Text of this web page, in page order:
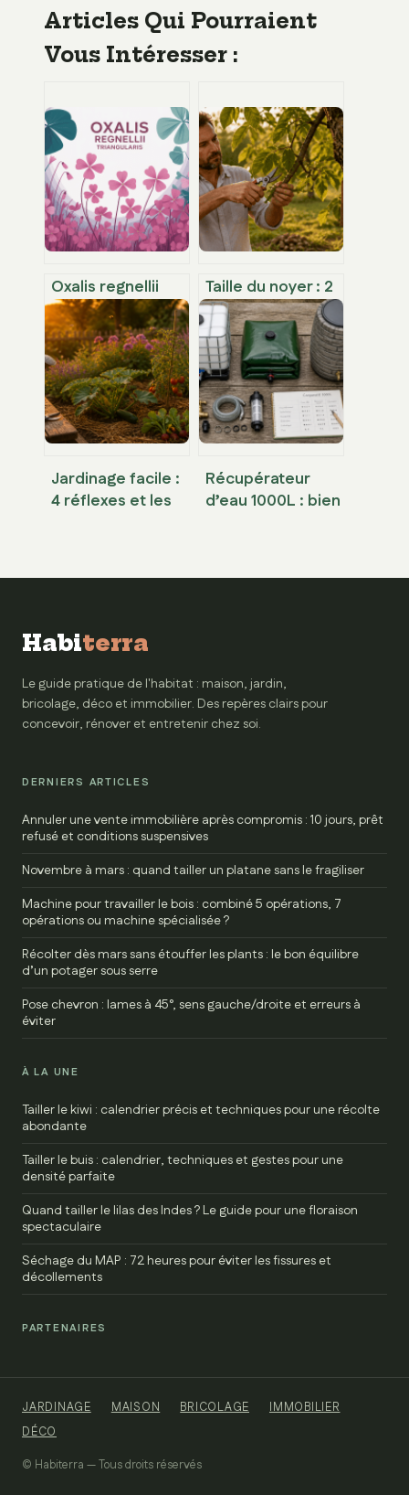
Articles Qui Pourraient
Vous Intéresser :
Oxalis regnellii
triangularis :
entretien, culture
et conseils pour
un feuillage
spectaculaire
Taille du noyer : 2
périodes clés et 4
règles d’or pour
une cicatrisation
réussie
Jardinage facile :
4 réflexes et les
Récupérateur
d’eau 1000L : bien
Habiterra
Le guide pratique de l'habitat : maison, jardin,
bricolage, déco et immobilier. Des repères clairs pour
concevoir, rénover et entretenir chez soi.
DERNIERS ARTICLES
Annuler une vente immobilière après compromis : 10 jours, prêt
refusé et conditions suspensives
Novembre à mars : quand tailler un platane sans le fragiliser
Machine pour travailler le bois : combiné 5 opérations, 7
opérations ou machine spécialisée ?
Récolter dès mars sans étouffer les plants : le bon équilibre
d’un potager sous serre
Pose chevron : lames à 45°, sens gauche/droite et erreurs à
éviter
À LA UNE
Tailler le kiwi : calendrier précis et techniques pour une récolte
abondante
Tailler le buis : calendrier, techniques et gestes pour une
densité parfaite
Quand tailler le lilas des Indes ? Le guide pour une floraison
spectaculaire
Séchage du MAP : 72 heures pour éviter les fissures et
décollements
PARTENAIRES
JARDINAGE MAISON BRICOLAGE
IMMOBILIER
DÉCO
© Habiterra — Tous droits réservés